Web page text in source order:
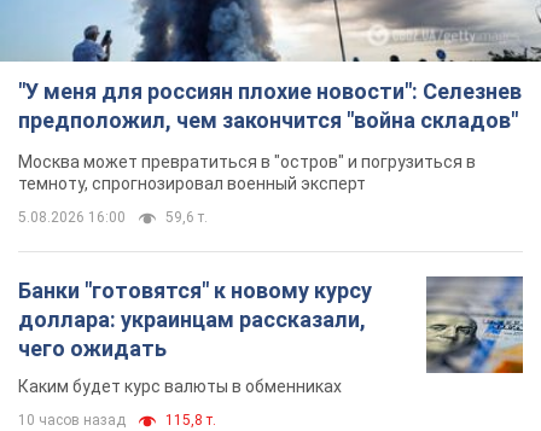
"У меня для россиян плохие новости": Селезнев
предположил, чем закончится "война складов"
Москва может превратиться в "остров" и погрузиться в
темноту, спрогнозировал военный эксперт
5.08.2026 16:00 59,6 т.
Банки "готовятся" к новому курсу
доллара: украинцам рассказали,
чего ожидать
Каким будет курс валюты в обменниках
10 часов назад 115,8 т.